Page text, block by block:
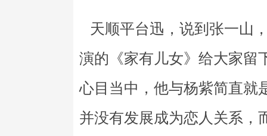
天顺平台迅，说到张一山
演的《家有儿女》给大家留
心目当中，他与杨紫简直就
并没有发展成为恋人关系，